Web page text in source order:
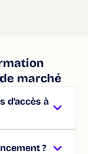
marché
d’accès à
?